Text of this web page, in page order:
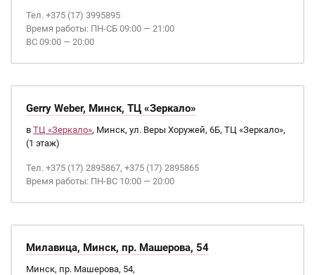
Тел. +375 (17) 3995895
Время работы: ПН-СБ 09:00 — 21:00
ВС 09:00 — 20:00
Gerry Weber, Минск, ТЦ «Зеркало»
в ТЦ «Зеркало», Минск, ул. Веры Хоружей, 6Б, ТЦ «Зеркало»,
(1 этаж)
Тел. +375 (17) 2895867, +375 (17) 2895865
Время работы: ПН-ВС 10:00 — 20:00
Милавица, Минск, пр. Машерова, 54
Минск, пр. Машерова, 54,